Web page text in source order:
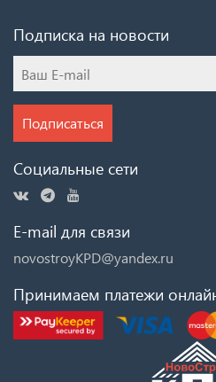
Подписка на новости
Подписаться
Социальные сети
E-mail для связи
novostroyKPD@yandex.ru
Принимаем платежи